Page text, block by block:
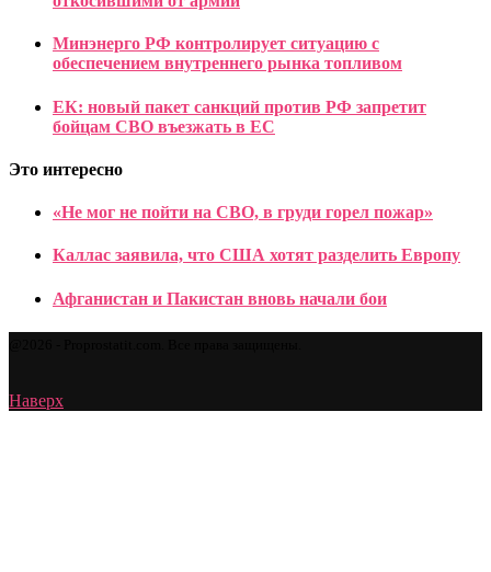
Минэнерго РФ контролирует ситуацию с
обеспечением внутреннего рынка топливом
ЕК: новый пакет санкций против РФ запретит
бойцам СВО въезжать в ЕС
Это интересно
«Не мог не пойти на СВО, в груди горел пожар»
Каллас заявила, что США хотят разделить Европу
Афганистан и Пакистан вновь начали бои
Наверх